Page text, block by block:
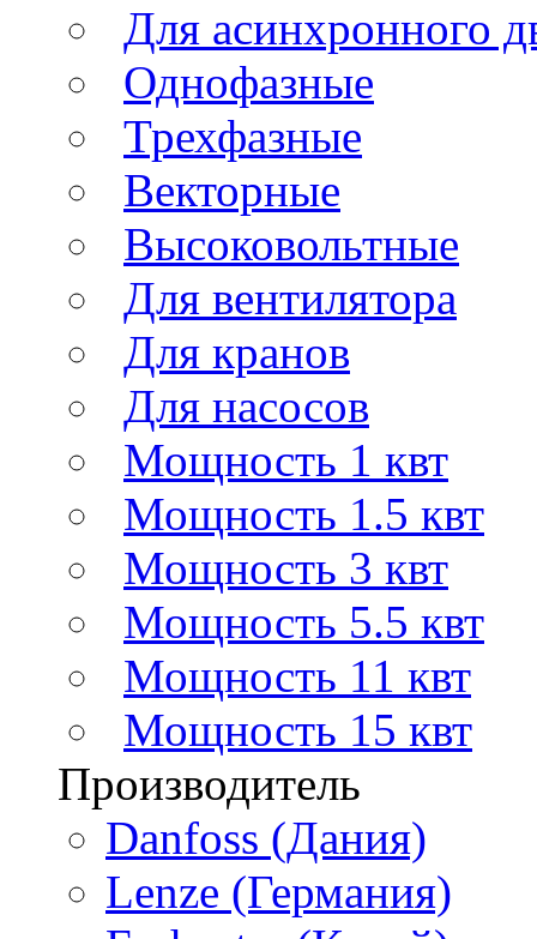
Для асинхронного
Однофазные
Трехфазные
Векторные
Высоковольтные
Для вентилятора
Для кранов
Для насосов
Мощность 1 квт
Мощность 1.5 квт
Мощность 3 квт
Мощность 5.5 квт
Мощность 11 квт
Мощность 15 квт
Производитель
Danfoss (Дания)
Lenze (Германия)